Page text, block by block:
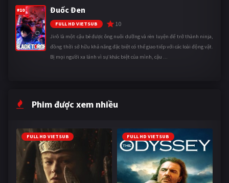
#10 Đuốc Đen
FULL HD VIETSUB 10
Jirô là một cậu bé được ông nuôi dưỡng và rèn luyện để trở thành ninja,
đồng thời sở hữu khả năng đặc biệt có thể giao tiếp với các loài động vật.
Bị mọi người xa lánh vì sự khác biệt của mình, cậu ...
Phim được xem nhiều
FULL HD VIETSUB FULL HD VIETSUB